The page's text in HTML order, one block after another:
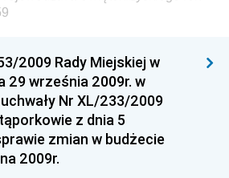
Ministra Sportu
Ministra Funduszy i Polityki
Ministra Aktywów Państwowych
Ministra Zdrowia
2009 Rady Miejskiej w
29 września 2009r. w
Nr XL/233/2009
z dnia 5
zmian w budżecie
2009r.